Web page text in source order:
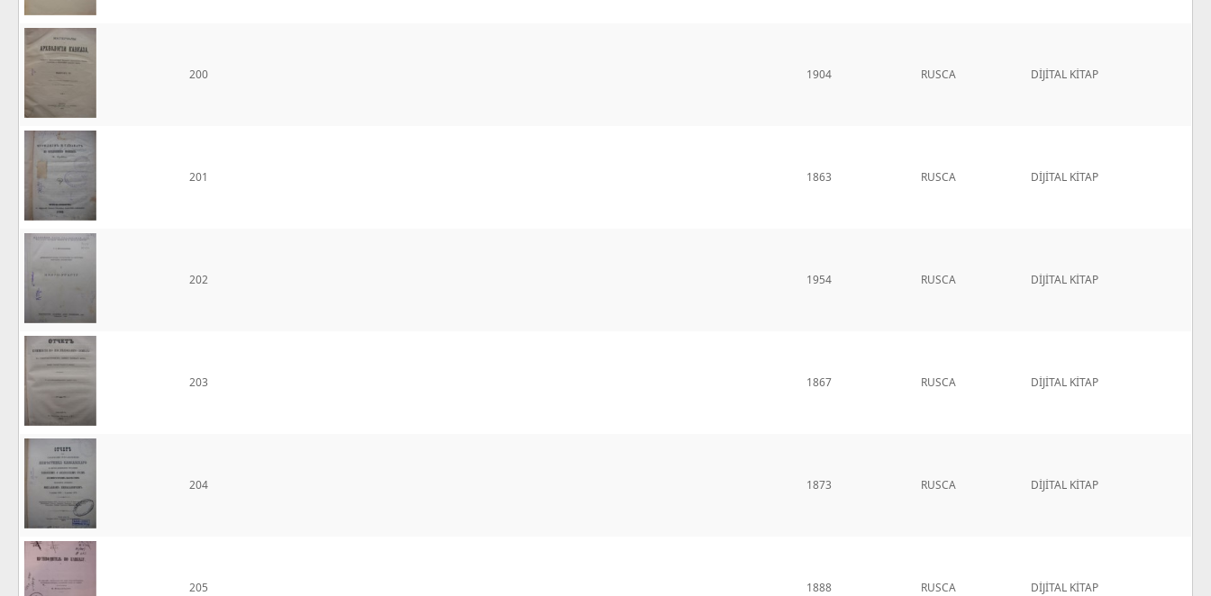
200 1904 RUSCA DİJİTAL KİTAP
201 1863 RUSCA DİJİTAL KİTAP
202 1954 RUSCA DİJİTAL KİTAP
203 1867 RUSCA DİJİTAL KİTAP
204 1873 RUSCA DİJİTAL KİTAP
205 1888 RUSCA DİJİTAL KİTAP